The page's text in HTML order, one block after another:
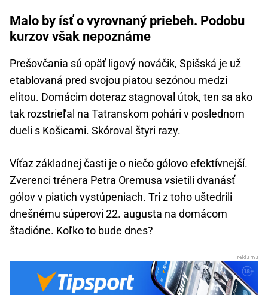
Malo by ísť o vyrovnaný priebeh. Podobu
kurzov však nepoznáme
Prešovčania sú opäť ligový nováčik, Spišská je už
etablovaná pred svojou piatou sezónou medzi
elitou. Domácim doteraz stagnoval útok, ten sa ako
tak rozstrieľal na Tatranskom pohári v poslednom
dueli s Košicami. Skóroval štyri razy.
Víťaz základnej časti je o niečo gólovo efektívnejší.
Zverenci trénera Petra Oremusa vsietili dvanásť
gólov v piatich vystúpeniach. Tri z toho uštedrili
dnešnému súperovi 22. augusta na domácom
štadióne. Koľko to bude dnes?